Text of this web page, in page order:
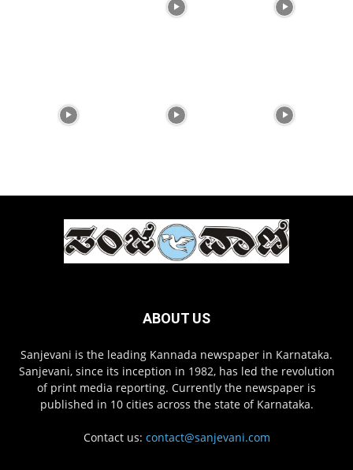
ABOUT US
Sanjevani is the leading Kannada newspaper in Karnataka.
Sanjevani, since its inception in 1982, has led the revolution
of print media reporting. Currently the newspaper is
published in 10 cities across the state of Karnataka.
Contact us: contact@sanjevani.com